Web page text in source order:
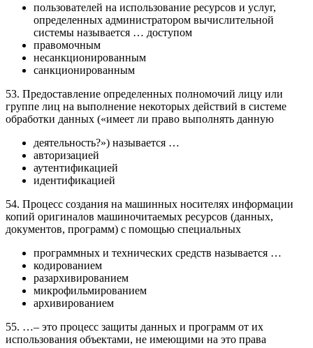
пользователей на использование ресурсов и услуг,
определенных администратором вычислительной
системы называется … доступом
правомочным
несанкционированным
санкционированным
53. Предоставление определенных полномочий лицу или
группе лиц на выполнение некоторых действий в системе
обработки данных («имеет ли право выполнять данную
деятельность?») называется …
авторизацией
аутентификацией
идентификацией
54. Процесс создания на машинных носителях информации
копий оригиналов машиночитаемых ресурсов (данных,
документов, программ) с помощью специальных
программных и технических средств называется …
кодированием
разархивированием
микрофильмированием
архивированием
55. …– это процесс защиты данных и программ от их
использования объектами, не имеющими на это права